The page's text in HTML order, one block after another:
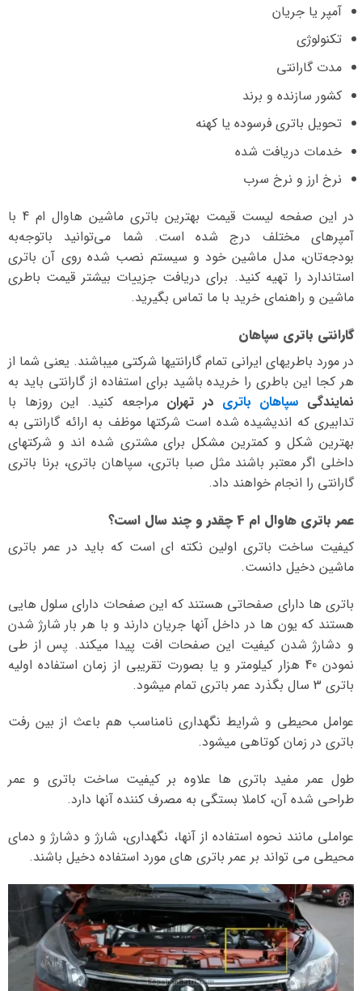
آمپر یا جریان
تکنولوژی
مدت گارانتی
کشور سازنده و برند
تحویل باتری فرسوده یا کهنه
خدمات دریافت شده
نرخ ارز و نرخ سرب
در این صفحه لیست قیمت بهترین باتری ماشین هاوال ام 4 با
آمپرهای مختلف درج شده است. شما می‌توانید با‌توجه‌به
بودجه‌تان، مدل ماشین خود و سیستم نصب شده روی آن باتری
استاندارد را تهیه کنید. برای دریافت جزییات بیشتر قیمت باطری
ماشین و راهنمای خرید با ما تماس بگیرید.
گارانتی باتری سپاهان
در مورد باطریهای ایرانی تمام گارانتیها شرکتی میباشند. یعنی شما از
هر کجا این باطری را خریده باشید برای استفاده از گارانتی باید به
نمایندگی سپاهان باتری در تهران مراجعه کنید. این روزها با
تدابیری که اندیشیده شده است شرکتها موظف به ارائه گارانتی به
بهترین شکل و کمترین مشکل برای مشتری شده اند و شرکتهای
داخلی اگر معتبر باشند مثل صبا باتری، سپاهان باتری، برنا باتری
گارانتی را انجام خواهند داد.
عمر باتری هاوال ام 4 چقدر و چند سال است؟
کیفیت ساخت باتری اولین نکته ای است که باید در عمر باتری
ماشین دخیل دانست.
باتری ها دارای صفحاتی هستند که این صفحات دارای سلول هایی
هستند که یون ها در داخل آنها جریان دارند و با هر بار شارژ شدن
و دشارژ شدن کیفیت این صفحات افت پیدا میکند. پس از طی
نمودن 40 هزار کیلومتر و یا بصورت تقریبی از زمان استفاده اولیه
باتری 3 سال بگذرد عمر باتری تمام میشود.
عوامل محیطی و شرایط نگهداری نامناسب هم باعث از بین رفت
باتری در زمان کوتاهی میشود.
طول عمر مفید باتری ها علاوه بر کیفیت ساخت باتری و عمر
طراحی شده آن، کاملا بستگی به مصرف کننده آنها دارد.
عواملی مانند نحوه استفاده از آنها، نگهداری، شارژ و دشارژ و دمای
محیطی می تواند بر عمر باتری های مورد استفاده دخیل باشند.